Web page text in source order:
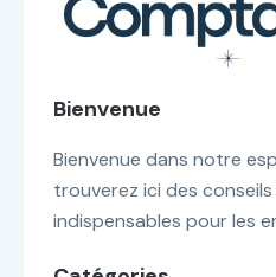
Bienvenue
Bienvenue dans notre
trouverez ici des
indispensables pour les